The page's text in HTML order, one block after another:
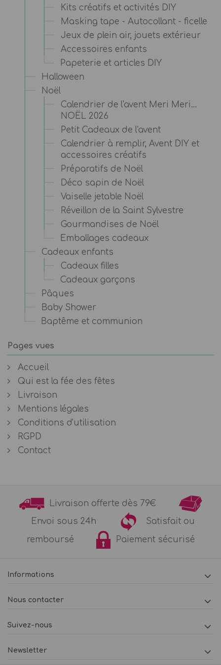
Kits créatifs et activités DIY
Masking tape - Autocollant - ficelle
Jeux de plein air, jouets extérieur
Accessoires enfants
Papeterie et articles DIY
Halloween
Noël
Calendrier de l'avent Meri Meri...
NOËL 2026
Petit Cadeaux de l'avent
Calendrier à remplir, Avent DIY et
accessoires créatifs
Préparatifs de Noël
Déco sapin de Noël
Vaiselle jetable Noël
Réveillon de la Saint Sylvestre
Gourmandises de Noël
Emballages cadeaux
Cadeaux enfants
Cadeaux filles
Cadeaux garçons
Pâques
Baby Shower
Baptême et communion
Pages vues
Accueil
Qui est la fée des fêtes
Livraison
Mentions légales
Conditions d'utilisation
RGPD
Contact
Livraison offerte dès 79€
Envoi sous 24h
Satisfait ou
remboursé
Paiement sécurisé
Informations
Nous contacter
Suivez-nous
Newsletter